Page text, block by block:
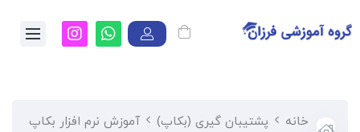
خانه پشتیبان گیری (بکاپ)
آموزش نرم افزار بکاپ